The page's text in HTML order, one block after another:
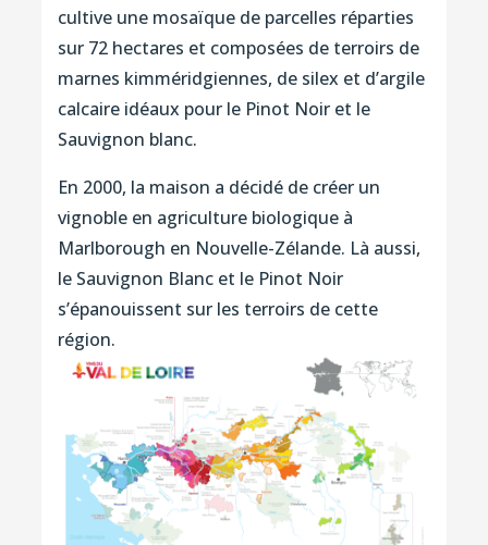
cultive une mosaïque de parcelles réparties
sur 72 hectares et composées de terroirs de
marnes kimméridgiennes, de silex et d’argile
calcaire idéaux pour le Pinot Noir et le
Sauvignon blanc.
En 2000, la maison a décidé de créer un
vignoble en agriculture biologique à
Marlborough en Nouvelle-Zélande. Là aussi,
le Sauvignon Blanc et le Pinot Noir
s’épanouissent sur les terroirs de cette
région.